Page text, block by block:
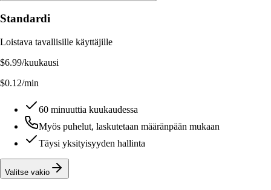
Standardi
Loistava tavallisille käyttäjille
$6.99/kuukausi
$0.12/min
60 minuuttia kuukaudessa
Myös puhelut, laskutetaan määränpään mukaan
Täysi yksityisyyden hallinta
Valitse vakio